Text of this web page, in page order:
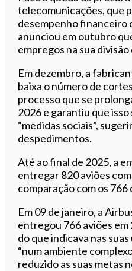
telecomunicações, que
desempenho financeiro
anunciou em outubro
empregos na sua
Em dezembro, a
baixa o número de
processo que se
2026 e garantiu que
“medidas sociais”,
despedimentos.
Até ao final de 2025, a
entregar 820 aviões
comparação com os 766
Em 09 de janeiro, a
entregou 766 aviões
do que indicava nas
“num ambiente
reduzido as suas metas